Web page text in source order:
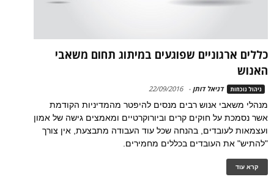
כללים ארגוניים שפוגעים במיתוג תחום משאבי
האנוש
ניהול נוכחות דניאל דותן -
22/09/2016
מנהלי משאבי אנוש רבים מנסים להיפטר מהמדיניות הקודמת
אשר נסמכת על חוקים קרים וביורוקרטיים ומאמצים גישה של אמון
ועצמאות לעובדים, בהנחה שכל עוד העבודה מתבצעת, אין צורך
"להתיש" את העובדים בכללים מחמירים.
קרא עוד